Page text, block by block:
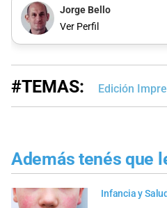
Jorge Bello
Ver Perfil
#TEMAS: Edición
Además tenés que
Infancia y Salud